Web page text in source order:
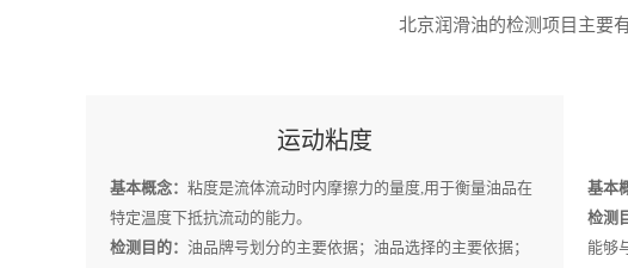
北京润滑油的检测项目主要
运动粘度
基本概念： 粘度是流体流动时内摩擦力的量度,用于衡量油品在
特定温度下抵抗流动的能力。
检测目的： 油品牌号划分的主要依据；油品选择的主要依据；
基本
检测
能够